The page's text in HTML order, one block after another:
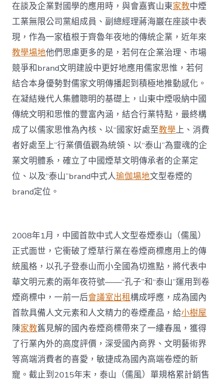
在談及企業對國學的應用時，與會嘉賓山東家教中煙
工業無限公司黨組成員、副總經理蔣海巖在座談中表
現，作為一家植根于齊魯年夜地的傳統企業，近年來
教學場地他們思慮更多的是，若何在企業治理、市場
競爭和brand文明建設中更好地應用儒家思惟，若何
結合本身優勢對儒家文明傳播起到積極地推動感化。
在凝結幾代人集體聰明的基礎上，山東中煙吸納中國
傳統文明和思惟的豐富內涵，結合行業特點，最終構
成了以儒家思惟為內核、以“國家好處至教學上、消費
者好處至上”行業價值觀為統領、以“泰山”為靈魂的企
業文明體系，確立了中國煙草文明傳承者的企業定
位、以及“泰山”brand中式人瑜伽場地文型卷煙的
brand定位。
2008年1月，中國首款中式人文型卷煙泰山（儒風）
正式面世，它衝破了煙草行業在卷煙商標應用上的傳
統風格，以孔子登泰山而小全國為切進點，將代表中
華文明元素的兩年夜符號——“孔子”和“泰山”運用到卷
煙商標中，一前一后會議室出租構成呼應，成為國內
首款具備人文元素和人文精力的卷煙產品，給小樹屋
陳家教舊見解的國內卷煙商標帶來了一縷春風，獲得
了行業內外的高度評價，深受國內商界、文明藝術界
等高端消費者的喜愛，敏捷成為國內高端卷煙的新
寵。截止到2015年末，泰山（儒風）單規格累計銷售